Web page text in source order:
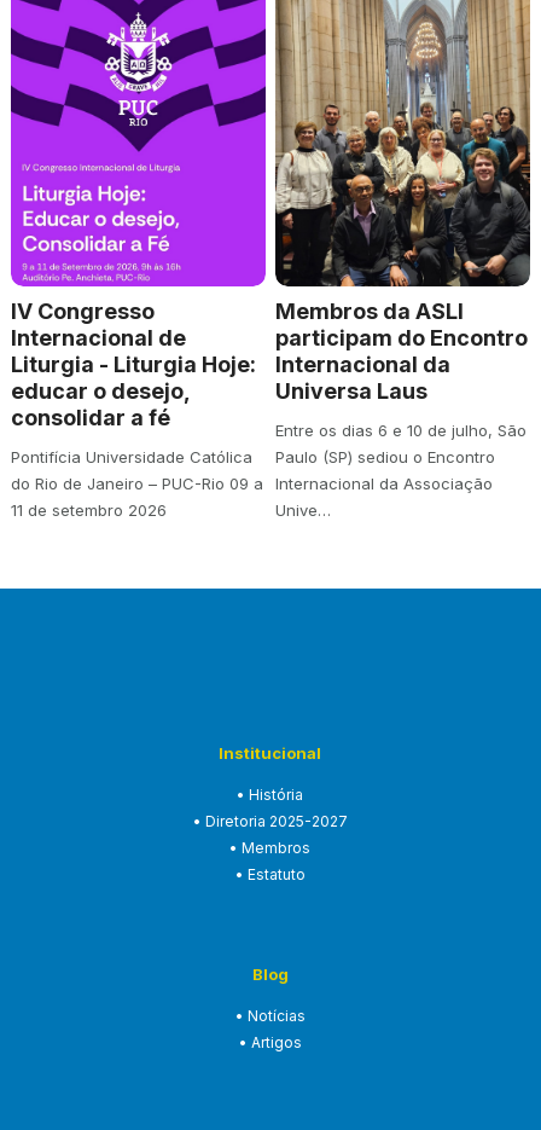
IV Congresso
Internacional de
Liturgia - Liturgia Hoje:
educar o desejo,
consolidar a fé
Pontifícia Universidade Católica
do Rio de Janeiro – PUC-Rio 09 a
11 de setembro 2026
Membros da ASLI
participam do Encontro
Internacional da
Universa Laus
Entre os dias 6 e 10 de julho, São
Paulo (SP) sediou o Encontro
Internacional da Associação
Unive…
Institucional
• História
• Diretoria 2025-2027
• Membros
• Estatuto
Blog
• Notícias
• Artigos